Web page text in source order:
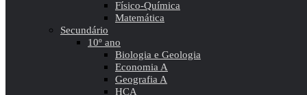
Físico-Química
Matemática
Secundário
10º ano
Biologia e Geologia
Economia A
Geografia A
HCA